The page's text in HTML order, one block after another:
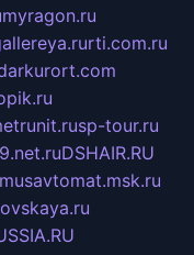
myragon.ru
rti.com.ru
sp-tour.ru
DSHAIR.RU
musavtomat.msk.ru